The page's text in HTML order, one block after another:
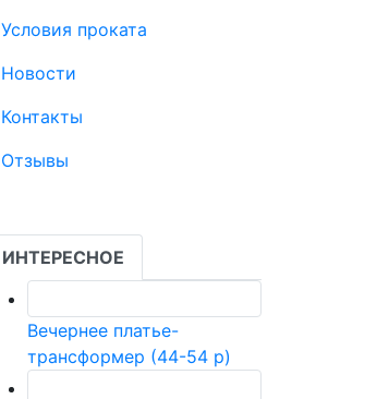
Условия проката
Новости
Контакты
Отзывы
ИНТЕРЕСНОЕ
Вечернее платье-
трансформер (44-54 р)